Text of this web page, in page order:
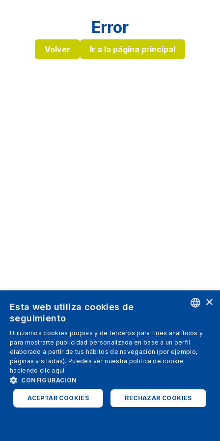
Error
Volver Ir a la página principal
SPANISH
ITALIAN
ENGLISH
×
Esta web utiliza cookies de
seguimiento
Utilizamos cookies propias y de terceros para fines analíticos y
para mostrarte publicidad personalizada en base a un perfil
elaborado a partir de tus hábitos de navegación (por ejemplo,
páginas visitadas). Puedes ver nuestra politica de cookie
haciendo clic aqui
CONFIGURACION
ACEPTAR COOKIES RECHAZAR COOKIES